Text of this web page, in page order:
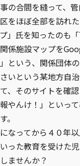
の合間を縫って、
をほぼ全部を訪れた
プ」氏を知ったのも
係施設マップを
という、関係団体
いという某地方自
、そのサイトを確
やんけ！」といっ
。
なってから４０年
った教育を受けた
ませんか？